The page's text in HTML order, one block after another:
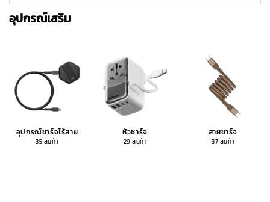
อุปกรณ์เสริม
อุปกรณ์ชาร์จไร้สาย
35 สินค้า
หัวชาร์จ
29 สินค้า
สายชาร์จ
37 สินค้า